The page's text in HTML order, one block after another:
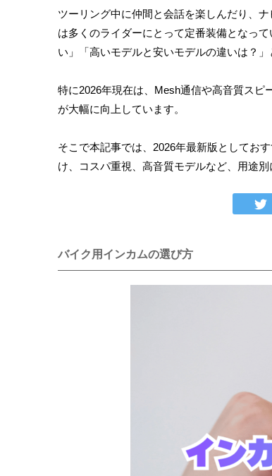
ツーリング中に仲間と会話を楽しんだり、
は多くのライダーにとって定番装備となっ
い」「高いモデルと安いモデルの違いは？
特に2026年現在は、Mesh通信や高音質ス
が大幅に向上しています。
そこで本記事では、2026年最新版としてお
け、コスパ重視、高音質モデルなど、用途別
バイク用インカムの選び方